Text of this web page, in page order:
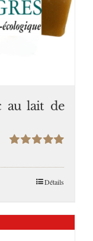
au lait de
5
Détails